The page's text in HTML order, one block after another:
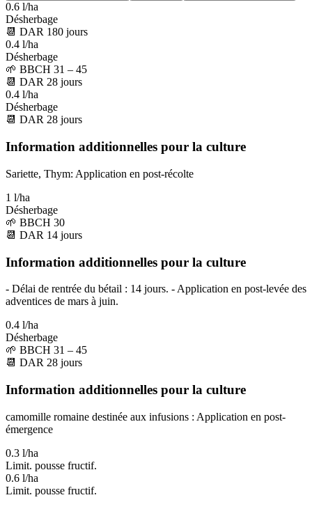
0.6 l/ha
Désherbage
📆 DAR 180 jours
0.4 l/ha
Désherbage
🌱 BBCH 31 – 45
📆 DAR 28 jours
0.4 l/ha
Désherbage
📆 DAR 28 jours
Information additionnelles pour la culture
Sariette, Thym: Application en post-récolte
1 l/ha
Désherbage
🌱 BBCH 30
📆 DAR 14 jours
Information additionnelles pour la culture
- Délai de rentrée du bétail : 14 jours. - Application en post-levée des
adventices de mars à juin.
0.4 l/ha
Désherbage
🌱 BBCH 31 – 45
📆 DAR 28 jours
Information additionnelles pour la culture
camomille romaine destinée aux infusions : Application en post-
émergence
0.3 l/ha
Limit. pousse fructif.
0.6 l/ha
Limit. pousse fructif.